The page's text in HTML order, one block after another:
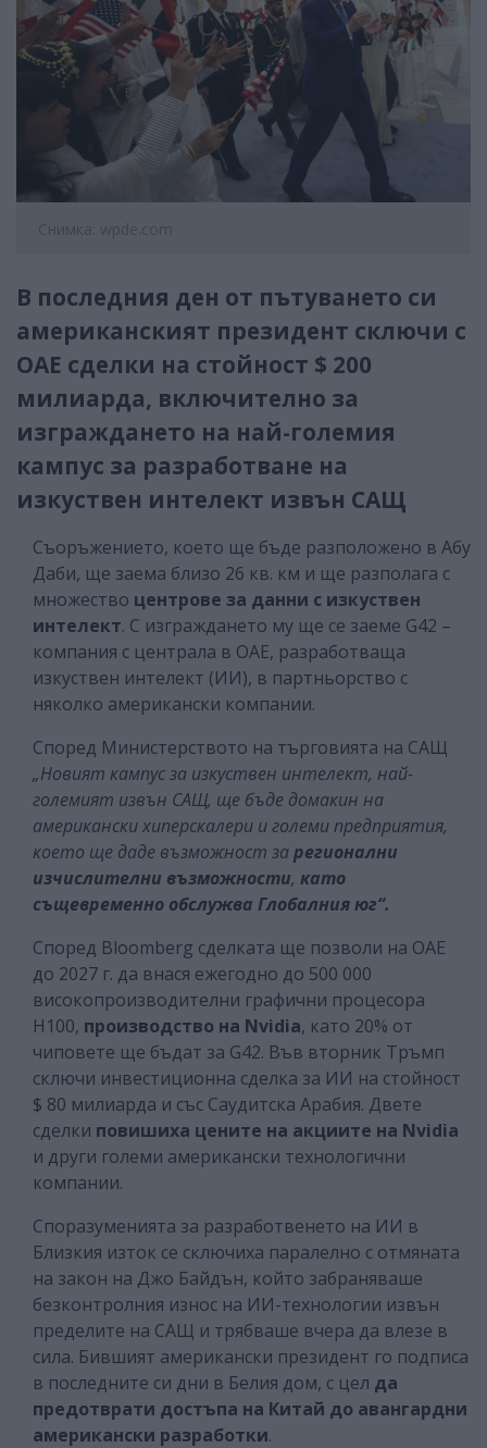
Снимка: wpde.com
В последния ден от пътуването си
американският президент сключи с
ОАЕ сделки на стойност $ 200
милиарда, включително за
изграждането на най-големия
кампус за разработване на
изкуствен интелект извън САЩ
Съоръжението, което ще бъде разположено в Абу
Даби, ще заема близо 26 кв. км и ще разполага с
множество центрове за данни с изкуствен
интелект. С изграждането му ще се заеме G42 –
компания с централа в ОАЕ, разработваща
изкуствен интелект (ИИ), в партньорство с
няколко американски компании.
Според Министерството на търговията на САЩ
„Новият кампус за изкуствен интелект, най-
големият извън САЩ, ще бъде домакин на
американски хиперскалери и големи предприятия,
което ще даде възможност зарегионални
изчислителни възможности, като
същевременно обслужва Глобалния юг“.
Според Bloomberg сделката ще позволи на ОАЕ
до 2027 г. да внася ежегодно до 500 000
високопроизводителни графични процесора
H100, производство на Nvidia, като 20% от
чиповете ще бъдат за G42. Във вторник Тръмп
сключи инвестиционна сделка за ИИ на стойност
$ 80 милиарда и със Саудитска Арабия. Двете
сделки повишиха цените на акциите на Nvidia
и други големи американски технологични
компании.
Споразуменията за разработвенето на ИИ в
Близкия изток се сключиха паралелно с отмяната
на закон на Джо Байдън, който забраняваше
безконтролния износ на ИИ-технологии извън
пределите на САЩ и трябваше вчера да влезе в
сила. Бившият американски президент го подписа
в последните си дни в Белия дом, с цел да
предотврати достъпа на Китай до авангардни
американски разработки.